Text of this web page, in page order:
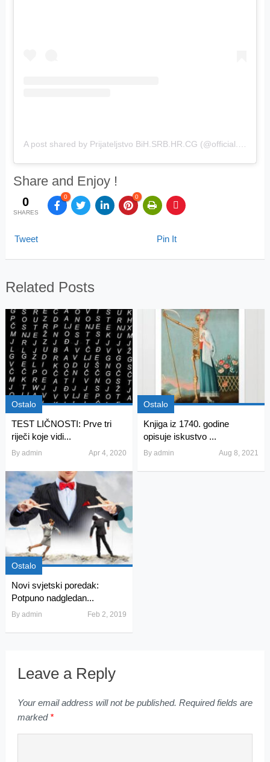
Share and Enjoy !
0
SHARES
0 0
Tweet Pin It
Related Posts
Ostalo
TEST LIČNOSTI: Prve tri
riječi koje vidi...
By admin Apr 4, 2020
Ostalo
Knjiga iz 1740. godine
opisuje iskustvo ...
Byadmin Aug 8, 2021
Ostalo
Novi svjetski poredak:
Potpuno nadgledan...
By admin Feb 2, 2019
Leave a Reply
Your email address will not be published. Required fields are
marked *